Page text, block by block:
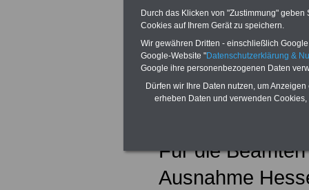
Höhe von 1.300
(Auszubildende,
Studierende
Tarifabschluss
Für die
Ausnahme
Durch das Klicken von "Zustimmung"
Cookies auf Ihrem Gerät zu speichern.
Wir gewähren Dritten - einschließlich
Google-Website "Datenschutzerklärung &
Google ihre personenbezogenen Daten
Dürfen wir Ihre Daten nutzen, um
erheben Daten und verwenden